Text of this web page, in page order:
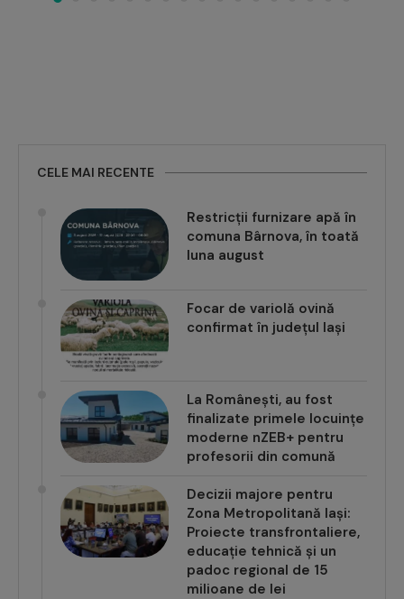
CELE MAI RECENTE
Restricții furnizare apă în
comuna Bârnova, în toată
luna august
Focar de variolă ovină
confirmat în județul Iași
La Românești, au fost
finalizate primele locuințe
moderne nZEB+ pentru
profesorii din comună
Decizii majore pentru
Zona Metropolitană Iași:
Proiecte transfrontaliere,
educație tehnică și un
padoc regional de 15
milioane de lei